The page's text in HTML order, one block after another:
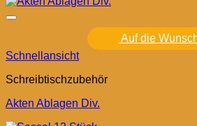
Auf die
Schnellansicht
Schreibtischzubehör
Akten Ablagen Div.